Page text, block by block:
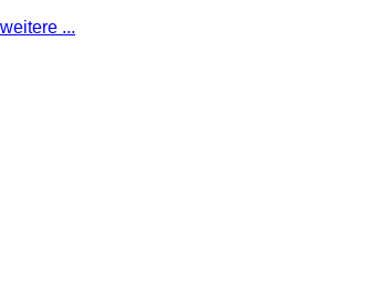
weitere ...